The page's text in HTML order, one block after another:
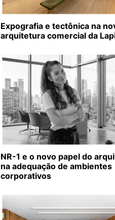
Expografia e tectônica na
arquitetura comercial da
NR-1 e o novo papel do
na adequação de ambientes
corporativos